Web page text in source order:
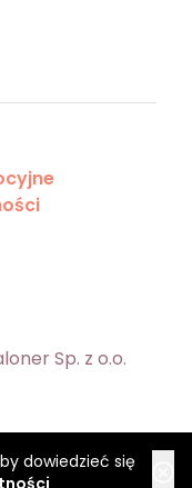
dowiedzieć się
Sp. z o.o.